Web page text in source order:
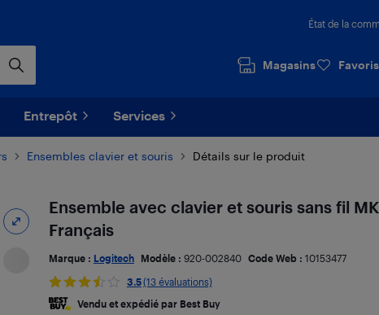
État de la
Magasins Favoris
Entrepôt Services
Ensembles clavier et souris Détails sur le produit
Ensemble avec clavier et souris sans fil
Français
Marque : Logitech Modèle : 920-002840 Code Web : 10153477
3.5(13 évaluations)
Vendu et expédié par Best Buy